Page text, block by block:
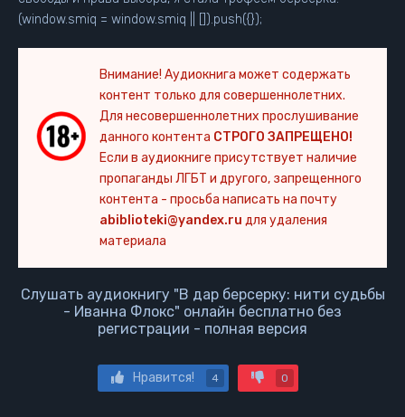
(window.smiq = window.smiq || []).push({});
Внимание! Аудиокнига может содержать
контент только для совершеннолетних.
Для несовершеннолетних прослушивание
данного контента СТРОГО ЗАПРЕЩЕНО!
Если в аудиокниге присутствует наличие
пропаганды ЛГБТ и другого, запрещенного
контента - просьба написать на почту
abiblioteki@yandex.ru для удаления
материала
Слушать аудиокнигу "В дар берсерку: нити судьбы
- Иванна Флокс" онлайн бесплатно без
регистрации - полная версия
Нравится! 4 0